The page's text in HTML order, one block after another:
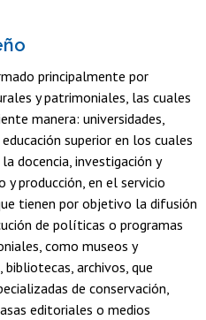
principalmente por
y patrimoniales, las cuales
manera: universidades,
superior en los cuales
docencia, investigación y
y producción, en el servicio
tienen por objetivo la difusión
de políticas o programas
como museos y
bibliotecas, archivos, que
de conservación,
editoriales o medios